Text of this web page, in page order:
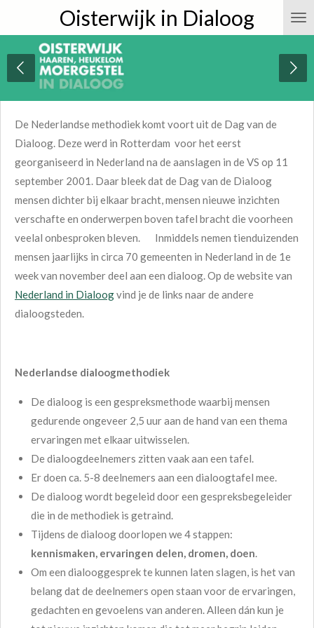
direct
naar
de
hoofdinhoud
Oisterwijk in Dialoog
De Nederlandse methodiek komt voort uit de Dag van de
Dialoog. Deze werd in Rotterdam voor het eerst
georganiseerd in Nederland na de aanslagen in de VS op 11
september 2001. Daar bleek dat de Dag van de Dialoog
mensen dichter bij elkaar bracht, mensen nieuwe inzichten
verschafte en onderwerpen boven tafel bracht die voorheen
veelal onbesproken bleven. Inmiddels nemen tienduizenden
mensen jaarlijks in circa 70 gemeenten in Nederland in de 1e
week van november deel aan een dialoog. Op de website van
Nederland in Dialoogvind je de links naar de andere
dialoogsteden.
Nederlandse dialoogmethodiek
De dialoog is een gespreksmethode waarbij mensen
gedurende ongeveer 2,5 uur aan de hand van een thema
ervaringen met elkaar uitwisselen.
De dialoogdeelnemers zitten vaak aan een tafel.
Er doen ca. 5-8 deelnemers aan een dialoogtafel mee.
De dialoog wordt begeleid door een gespreksbegeleider
die in de methodiek is getraind.
Tijdens de dialoog doorlopen we 4 stappen:
kennismaken, ervaringen delen, dromen, doen.
Om een dialooggesprek te kunnen laten slagen, is het van
belang dat de deelnemers open staan voor de ervaringen,
gedachten en gevoelens van anderen. Alleen dán kun je